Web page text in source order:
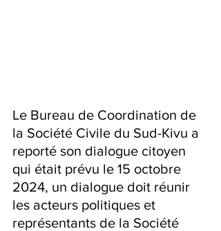
Le Bureau de Coordination de
la Société Civile du Sud-Kivu a
reporté son dialogue citoyen
qui était prévu le 15 octobre
2024, un dialogue doit réunir
les acteurs politiques et
représentants de la Société